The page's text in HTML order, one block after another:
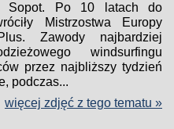
Sopot. Po 10 latach do
Mistrzostwa Europy
Zawody najbardziej
windsurfingu
przez najbliższy tydzień
podczas...
więcej zdjęć z tego tematu »